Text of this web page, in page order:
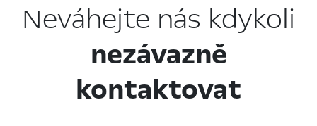
Neváhejte nás kdykoli
nezávazně
kontaktovat